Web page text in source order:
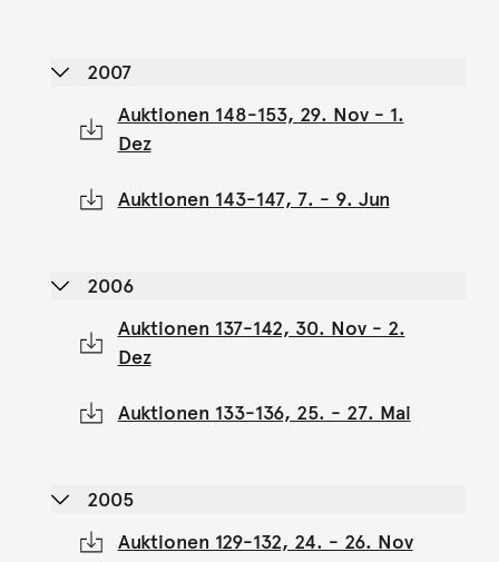
2007
Auktionen 148-153, 29. Nov - 1.
Dez
Auktionen 143-147, 7. - 9. Jun
2006
Auktionen 137-142, 30. Nov - 2.
Dez
Auktionen 133-136, 25. - 27. Mai
2005
Auktionen 129-132, 24. - 26. Nov